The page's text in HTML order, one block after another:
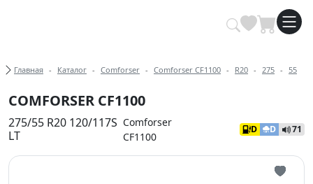
Купить автомобильные шины
Хлебные крошки
Главная Каталог Comforser Comforser CF1100 R20 275 55
COMFORSER CF1100
275/55 R20 120/117S
LT
Comforser
CF1100
D D 71